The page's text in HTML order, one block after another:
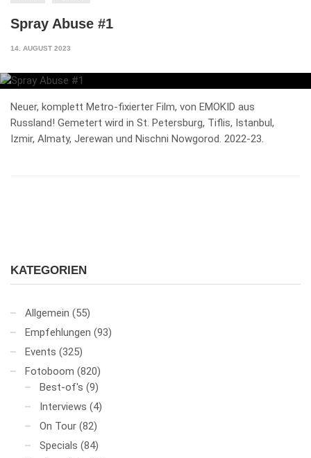
Spray Abuse #1
14. AUGUST 2023
Neuer, komplett Metro-fixierter Film, von EMOKID aus
Russland! Gemetert wird in St. Petersburg, Tiflis, Istanbul,
Izmir, Almaty, Jerewan und Nischni Nowgorod. 2022-23.
KATEGORIEN
Allgemein (55)
Empfehlungen (93)
Events (325)
Fotoboom (820)
Best-of's (9)
Interviews (4)
On Tour (82)
Specials (84)